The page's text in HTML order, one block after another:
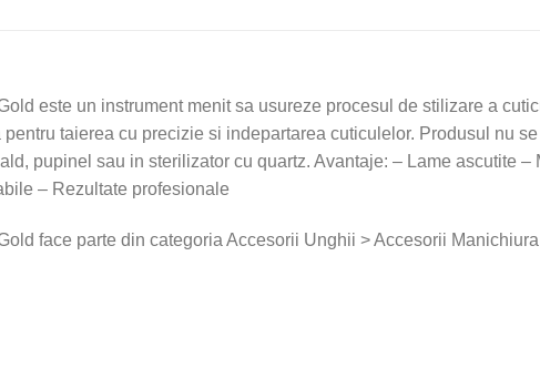
este un instrument menit sa usureze procesul de stilizare a
taierea cu precizie si indepartarea cuticulelor. Produsul nu
pupinel sau in sterilizator cu quartz. Avantaje: – Lame ascutite –
– Rezultate profesionale
face parte din categoria Accesorii Unghii > Accesorii Manichiura